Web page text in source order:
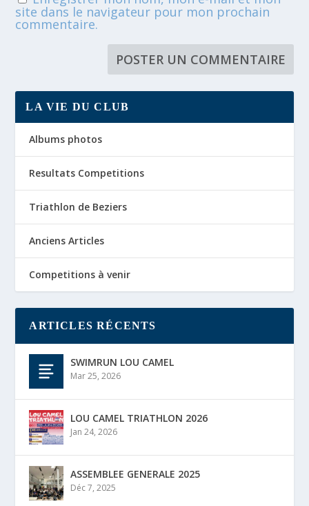
site dans le navigateur pour mon prochain
commentaire.
LA VIE DU CLUB
Albums photos
Resultats Competitions
Triathlon de Beziers
Anciens Articles
Competitions à venir
ARTICLES RÉCENTS
SWIMRUN LOU CAMEL
Mar 25, 2026
LOU CAMEL TRIATHLON 2026
Jan 24, 2026
ASSEMBLEE GENERALE 2025
Déc 7, 2025